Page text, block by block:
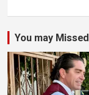
You may Missed